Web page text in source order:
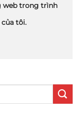
web trong trình
tôi.